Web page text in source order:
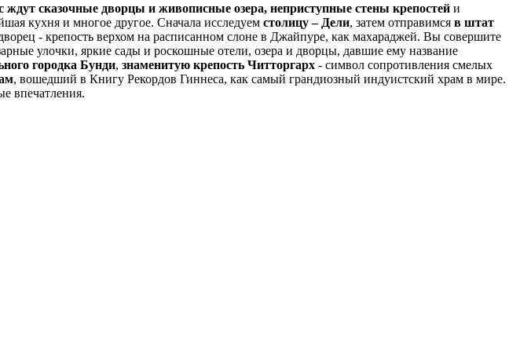
ждут сказочные дворцы и живописные озера, неприступные стены крепостей и
кухня и многое другое. Сначала исследуем столицу – Дели, затем отправимся в штат
- крепость верхом на расписанном слоне в Джайпуре, как махараджей. Вы совершите
улочки, яркие сады и роскошные отели, озера и дворцы, давшие ему название
городка Бунди, знаменитую крепость Читторгарх - символ сопротивления смелых
, вошедший в Книгу Рекордов Гиннеса, как самый грандиозный индуистский храм в мире.
впечатления.